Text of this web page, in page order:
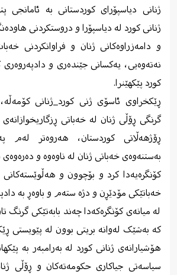
ژنانی دیاسپۆرای کوردستانی بە ئامانجی
ژنانی کورد لە دیاسپۆرا و دروستکردنی
و دامەزراوەکانی ژنان و فراوانکردنی
نەتەوەیی، یەکسانی جێندەری و دادپەروەری
کورد پێکهێنرا.
ڕێکخراوی ئاسۆی ژنی کورد_ژنانی
گرنگی ڕۆڵی ژنان لە خەباتی
ڕۆژهەڵاتی کوردستان، هەروەتر لەم
بەستنەوەی خەباتی ژنان لە ناوەوە و
کۆنگرەیەدا کرد و بۆچوون و
خەباتێکی مۆدێڕن و دژە ستەم و باوەڕ بە
لە میانەی کۆنگرەکەدا چەند بابەتێکی گرنگ
کە بەشێک لەوانە بریتی بوون لە پێویستی
هۆشیارانەی ژنانی کورد لە بەرامبەر بە
سیاسەتی جیاکاری حکومەتەکان و ڕۆڵی